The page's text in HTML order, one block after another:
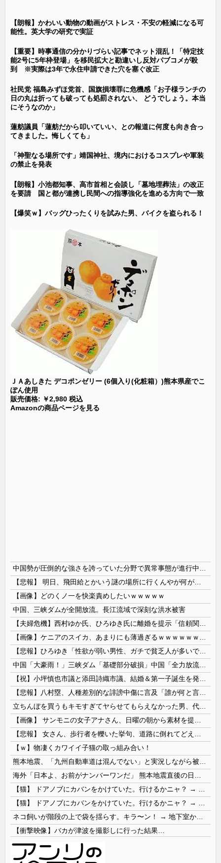
【朗報】かわいい動物の動画がストレス・不安の軽減になる可
能性。英大学の研究で実証
【重要】時事通信の分かりづらい記事でネット混乱！「特定技
能2号に5年枠登場」を移民拡大と勘違いし反対パブコメが殺
到 ※実際は3年で永住申請できた穴を塞ぐ改正
社民党 福島みずほ党首、国旗損壊罪に危機感「お子様ランチの
日の丸は折っても破っても処罰されない、 どうでしょう。本当
にそうなのか」
蓮舫議員「蓮舫だから叩いていい、との報道に何度も向き合っ
てきました。悔しくても」
「神聖なる場所です」靖国神社、境内におけるコスプレや軍装
の禁止を発表
【朗報】小池都知事、高市首相と会談し「墓地埋葬法」の改正
を要請 国と都が連携し民間への指導強化を進める方向で一致
【爆笑ｗ】バッグひったくりを試みた男、バイクを盗られる！
ＪＡあしきた デコポンゼリー (6個入り(化粧箱）)熊本県産でこ
ぽん使用
販売価格: ￥2,980 税込
Amazonの商品ページを見る
【画像】どのくノ一を快楽責めしたいｗｗｗｗｗ
中国、三峡ダムが全開放流。長江流域で深刻な洪水被害
【ｗ】物凄くカワイイ子猫の取っ組み合い！
【衝撃映像】バカが津波を撮影しに行った結果…